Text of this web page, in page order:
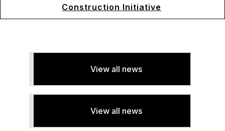
Construction Initiative
View all news
View all news